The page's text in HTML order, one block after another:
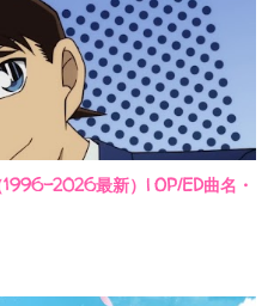
2026最新）| OP/ED曲名・